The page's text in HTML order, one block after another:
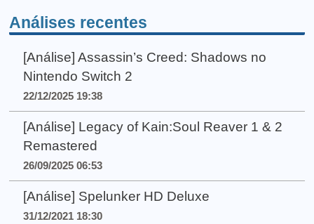
Análises recentes
[Análise] Assassin’s Creed: Shadows no
Nintendo Switch 2
22/12/2025 19:38
[Análise] Legacy of Kain:Soul Reaver 1 & 2
Remastered
26/09/2025 06:53
[Análise] Spelunker HD Deluxe
31/12/2021 18:30